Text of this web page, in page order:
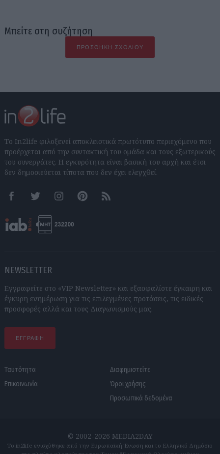
Μπείτε στη συζήτηση
ΠΡΟΣΘΉΚΗ ΣΧΟΛΊΟΥ
Το In2life φιλοξενεί αποκλειστικά πρωτότυπο περιεχόμενο που
προέρχεται από την συντακτική του ομάδα και τους εξωτερικούς
του συνεργάτες. Η εγκυρότητα είναι βασική του αρχή και έτσι
δεν δημοσιεύεται τίποτα που δεν έχει ελεγχθεί.
FacebookTwitter InstagramPinterestRSS feeds
NEWSLETTER
Εγγραφείτε στο «VIP Newsletter» και εξασφαλίστε έγκαιρη και
έγκυρη ενημέρωση για τις επιλεγμένες προτάσεις, τις ειδικές
προσφορές αλλά και τους Διαγωνισμούς μας.
ΕΓΓΡΑΦΗ
Ταυτότητα
Επικοινωνία
Διαφημιστείτε
Όροι χρήσης
Προσωπικά δεδομένα
© 2002-2026 MEDIA2DAY
Το in2life ενισχύθηκε από την Ευρωπαϊκή Ένωση και το Ελληνικό Δημόσιο